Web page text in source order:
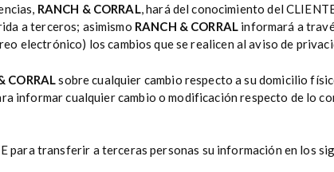
RANCH & CORRAL, hará del conocimiento del
a terceros; asimismo RANCH & CORRAL informará a
electrónico) los cambios que se realicen al aviso de
CORRALsobre cualquier cambio respecto a su domicilio
informar cualquier cambio o modificación respecto de lo
para transferir a terceras personas su información en los